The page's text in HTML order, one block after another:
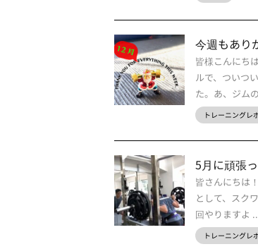
今週もあり
皆様こんにち
ルで、ついつ
た。あ、ジム
トレーニングレ
5月に頑張
皆さんにちは
として、スク
回やりますよ
トレーニングレ